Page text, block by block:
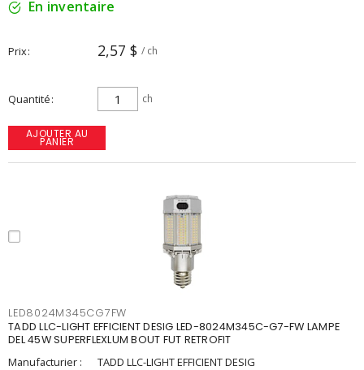
En inventaire
Prix 2,57 $ / ch
Quantité ch
AJOUTER AU
PANIER
LED8024M345CG7FW
TADD LLC-LIGHT EFFICIENT DESIG LED-8024M345C-G7-FW LAMPE
DEL 45W SUPERFLEXLUM BOUT FUT RETROFIT
Manufacturier :
TADD LLC-LIGHT EFFICIENT DESIG